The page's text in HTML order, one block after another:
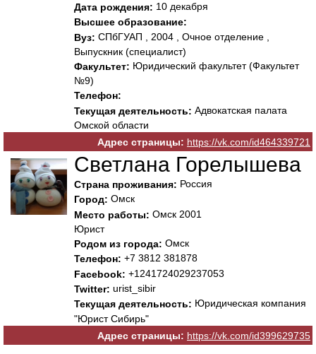
Дата рождения: 10 декабря
Высшее образование:
Вуз: СПбГУАП , 2004 , Очное отделение ,
Выпускник (специалист)
Факультет: Юридический факультет (Факультет
№9)
Телефон:
Текущая деятельность: Адвокатская палата
Омской области
Адрес страницы: https://vk.com/id464339721
Светлана Горелышева
Страна проживания: Россия
Город: Омск
Место работы: Омск 2001
Юрист
Родом из города: Омск
Телефон: +7 3812 381878
Facebook: +1241724029237053
Twitter: urist_sibir
Текущая деятельность: Юридическая компания
"Юрист Сибирь"
Адрес страницы: https://vk.com/id399629735